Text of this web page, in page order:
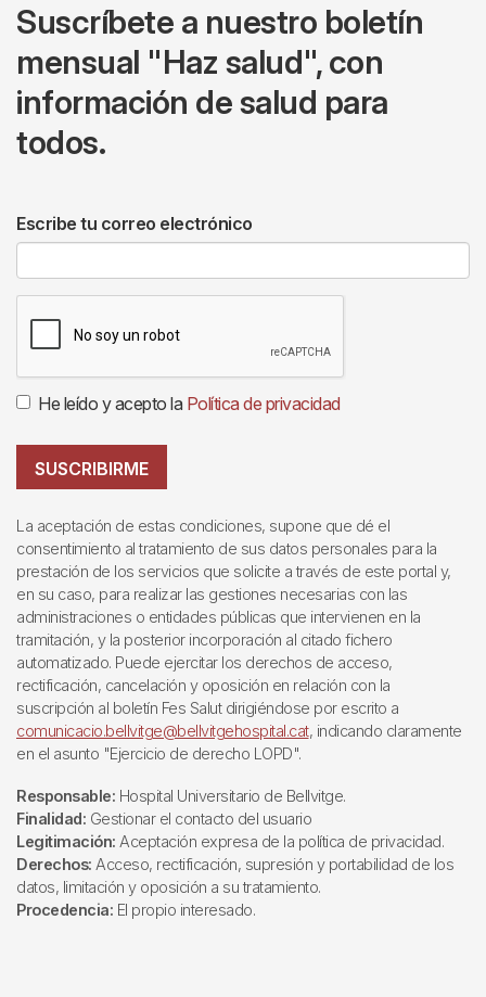
Suscríbete a nuestro boletín
mensual "Haz salud", con
información de salud para
todos.
Escribe tu correo electrónico
He leído y acepto la Política de privacidad
SUSCRIBIRME
La aceptación de estas condiciones, supone que dé el
consentimiento al tratamiento de sus datos personales para la
prestación de los servicios que solicite a través de este portal y,
en su caso, para realizar las gestiones necesarias con las
administraciones o entidades públicas que intervienen en la
tramitación, y la posterior incorporación al citado fichero
automatizado. Puede ejercitar los derechos de acceso,
rectificación, cancelación y oposición en relación con la
suscripción al boletín Fes Salut dirigiéndose por escrito a
comunicacio.bellvitge@bellvitgehospital.cat, indicando claramente
en el asunto "Ejercicio de derecho LOPD".
Responsable: Hospital Universitario de Bellvitge.
Finalidad: Gestionar el contacto del usuario
Legitimación: Aceptación expresa de la política de privacidad.
Derechos: Acceso, rectificación, supresión y portabilidad de los
datos, limitación y oposición a su tratamiento.
Procedencia: El propio interesado.